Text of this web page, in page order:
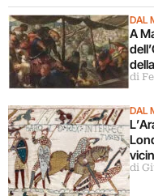
DAL
A
di
DAL
di